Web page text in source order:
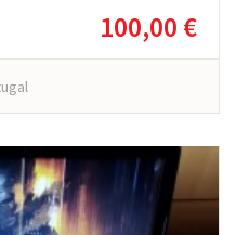
100,00 €